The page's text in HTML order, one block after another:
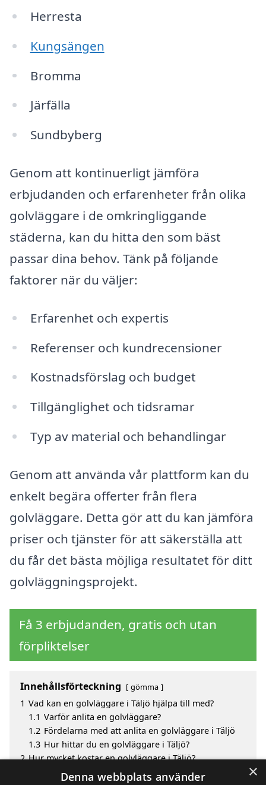
Herresta
Kungsängen
Bromma
Järfälla
Sundbyberg
Genom att kontinuerligt jämföra
erbjudanden och erfarenheter från olika
golvläggare i de omkringliggande
städerna, kan du hitta den som bäst
passar dina behov. Tänk på följande
faktorer när du väljer:
Erfarenhet och expertis
Referenser och kundrecensioner
Kostnadsförslag och budget
Tillgänglighet och tidsramar
Typ av material och behandlingar
Genom att använda vår plattform kan du
enkelt begära offerter från flera
golvläggare. Detta gör att du kan jämföra
priser och tjänster för att säkerställa att
du får det bästa möjliga resultatet för ditt
golvläggningsprojekt.
Få 3 erbjudanden, gratis och utan
förpliktelser
Innehållsförteckning gömma
1 Vad kan en golvläggare i Täljö hjälpa till med?
1.1 Varför anlita en golvläggare?
1.2 Fördelarna med att anlita en golvläggare i Täljö
1.3 Hur hittar du en golvläggare i Täljö?
2 Hur mycket kostar en golvläggare i Täljö?
Fördelar med att välja golvläggare i Täljö
×
Denna webbplats använder